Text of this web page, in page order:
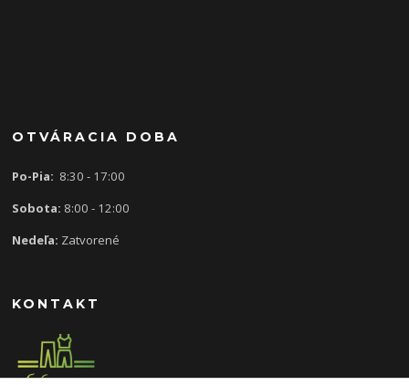
OTVÁRACIA DOBA
Po-Pia: 8:30 - 17:00
Sobota: 8:00 - 12:00
Nedeľa: Zatvorené
KONTAKT